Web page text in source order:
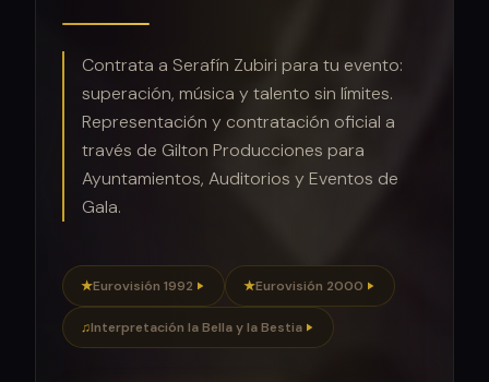
Contrata a Serafín Zubiri para tu evento:
superación, música y talento sin límites.
Representación y contratación oficial a
través de Gilton Producciones para
Ayuntamientos, Auditorios y Eventos de
Gala.
★Eurovisión 1992 ★Eurovisión 2000
♫Interpretación la Bella y la Bestia